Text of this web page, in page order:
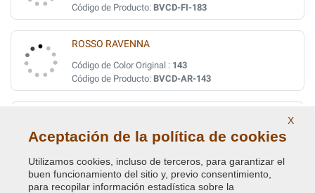
Código de Producto: BVCD-FI-183
ROSSO RAVENNA
Código de Color Original : 143
Código de Producto: BVCD-AR-143
Código de Color Original : 182
TURCHESE MET.
X
Aceptación de la política de cookies
Utilizamos cookies, incluso de terceros, para garantizar el
buen funcionamiento del sitio y, previo consentimiento,
para recopilar información estadística sobre la